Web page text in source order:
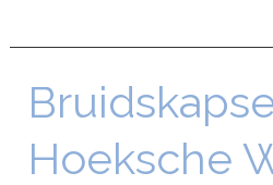
Hoeksche
Bruidskapsels
Hoeksche
Waard